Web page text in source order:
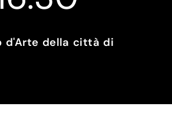
d'Arte della città di